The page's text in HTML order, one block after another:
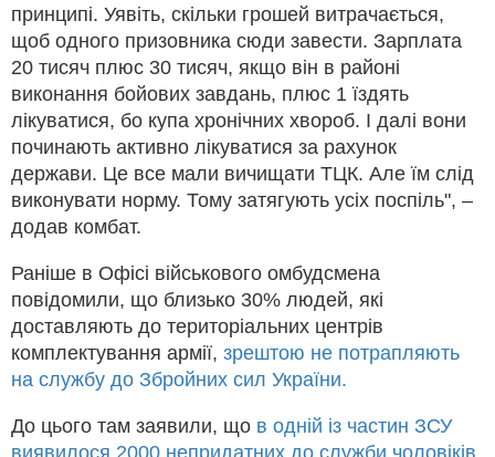
принципі. Уявіть, скільки грошей витрачається,
щоб одного призовника сюди завести. Зарплата
20 тисяч плюс 30 тисяч, якщо він в районі
виконання бойових завдань, плюс 1 їздять
лікуватися, бо купа хронічних хвороб. І далі вони
починають активно лікуватися за рахунок
держави. Це все мали вичищати ТЦК. Але їм слід
виконувати норму. Тому затягують усіх поспіль", –
додав комбат.
Раніше в Офісі військового омбудсмена
повідомили, що близько 30% людей, які
доставляють до територіальних центрів
комплектування армії, зрештою не потрапляють
на службу до Збройних сил України.
До цього там заявили, що в одній із частин ЗСУ
виявилося 2000 непридатних до служби чоловіків.